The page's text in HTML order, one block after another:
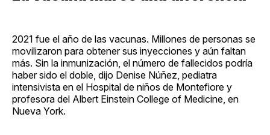
2021 fue el año de las vacunas. Millones de personas se
movilizaron para obtener sus inyecciones y aún faltan
más. Sin la inmunización, el número de fallecidos podría
haber sido el doble, dijo Denise Núñez, pediatra
intensivista en el Hospital de niños de Montefiore y
profesora del Albert Einstein College of Medicine, en
Nueva York.